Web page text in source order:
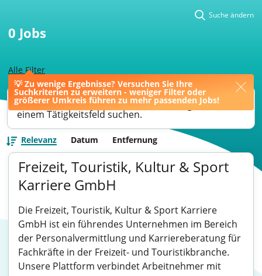
💡 Zu wenige Ergebnisse? Versuchen Sie Ihre
Suchkriterien zu erweitern - weniger Filter oder
größerer Umkreis führen zu mehr passenden Jobs!
Alle Filter
Suche ändern
0 Jobs
Ihre Jobsuche könnte bessere Ergebnisse liefern,
wenn Sie nach einer Berufsbezeichnung oder
einem Tätigkeitsfeld suchen.
Relevanz Datum Entfernung
Freizeit, Touristik, Kultur & Sport
Karriere GmbH
Die Freizeit, Touristik, Kultur & Sport Karriere
GmbH ist ein führendes Unternehmen im Bereich
der Personalvermittlung und Karriereberatung für
Fachkräfte in der Freizeit- und Touristikbranche.
Unsere Plattform verbindet Arbeitnehmer mit